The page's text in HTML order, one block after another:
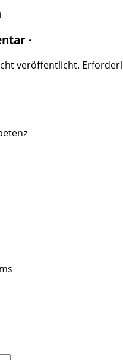
·
veröffentlicht.